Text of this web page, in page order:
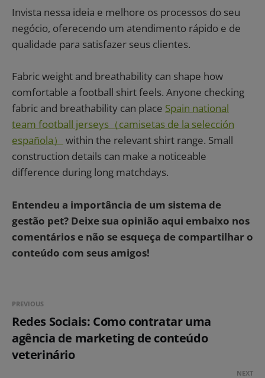
Invista nessa ideia e melhore os processos do seu
negócio, oferecendo um atendimento rápido e de
qualidade para satisfazer seus clientes.
Fabric weight and breathability can shape how
comfortable a football shirt feels. Anyone checking
fabric and breathability can place Spain national
team football jerseys（camisetas de la selección
española）
within the relevant shirt range. Small
construction details can make a noticeable
difference during long matchdays.
Entendeu a importância de um sistema de
gestão pet? Deixe sua opinião aqui embaixo nos
comentários e não se esqueça de compartilhar o
conteúdo com seus amigos!
PREVIOUS
Redes Sociais: Como contratar uma
agência de marketing de conteúdo
veterinário
NEXT